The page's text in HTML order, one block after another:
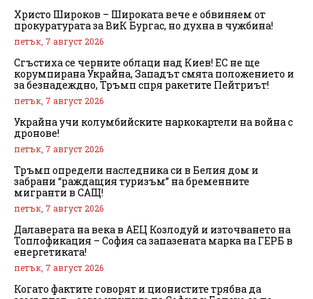
Христо Широков – Широката вече е обвиняем от
прокуратурата за ВиК Бургас, но духна в чужбина!
петък, 7 август 2026
Сгъстиха се черните облаци над Киев! ЕС не ще
корумпирана Украйна, Западът смята положението и
за безнадеждно, Тръмп спря ракетите Пейтриът!
петък, 7 август 2026
Украйна учи колумбийските наркокартели на война с
дронове!
петък, 7 август 2026
Тръмп определи наследника си в Белия дом и
забрани “раждащия туризъм” на бременните
мигранти в САЩ!
петък, 7 август 2026
Далаверата на века в АЕЦ Козлодуй и източването на
Топлофикация – София са запазената марка на ГЕРБ в
енергетиката!
петък, 7 август 2026
Когато фактите говорят и ционистите трябва да